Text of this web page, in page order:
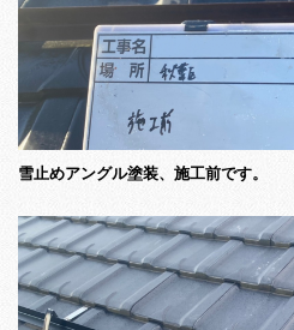
雪止めアングル塗装、施工前です。